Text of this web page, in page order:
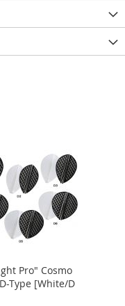
Pro" Cosmo
Type [White/D